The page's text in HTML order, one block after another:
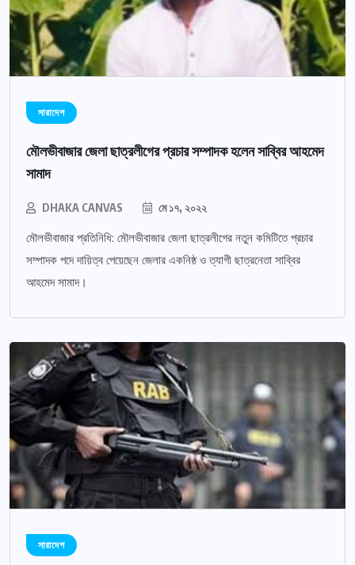
সারাদেশ
মৌলভীবাজার জেলা ছাত্রলীগের প্রচার সম্পাদক হলেন সাব্বির আহমেদ
সামাদ
DHAKA CANVAS মে ১৭, ২০২২
মৌলভীবাজার প্রতিনিধি: মৌলভীবাজার জেলা ছাত্রলীগের নতুন কমিটিতে প্রচার
সম্পাদক পদে দায়িত্ব পেয়েছেন জেলার একনিষ্ঠ ও ত্যাগী ছাত্রনেতা সাব্বির
আহমেদ সামাদ।
সারাদেশ